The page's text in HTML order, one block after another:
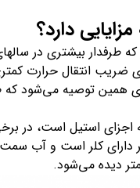
دارد؟
طرفدار بیشتری در
انتقال حرارت
همین توصیه می‌شود
استیل است، در
دارای کلر است و آب
دیده می‌شود.